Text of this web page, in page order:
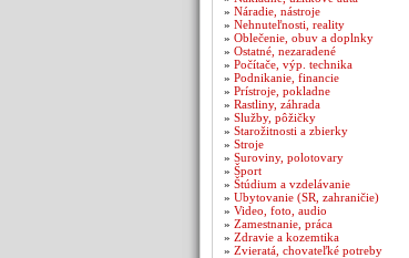
» Náradie, nástroje
» Nehnuteľnosti, reality
» Oblečenie, obuv a doplnky
» Ostatné, nezaradené
» Počítače, výp. technika
» Podnikanie, financie
» Prístroje, pokladne
» Rastliny, záhrada
» Služby, pôžičky
» Starožitnosti a zbierky
» Stroje
» Suroviny, polotovary
» Šport
» Štúdium a vzdelávanie
» Ubytovanie (SR, zahraničie)
» Video, foto, audio
» Zamestnanie, práca
» Zdravie a kozemtika
» Zvieratá, chovateľké potreby